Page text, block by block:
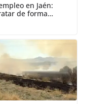
en Jaén:
de forma